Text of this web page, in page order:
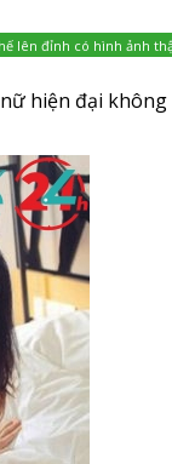
lên đỉnh có hình ảnh
hiện đại